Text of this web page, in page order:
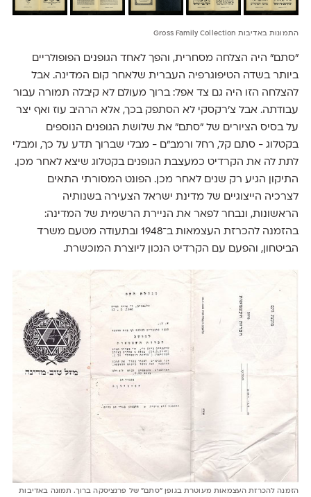
התמונות באדיבות Gross Family Collection
״סתם״ היה הצלחה מסחרית, והפך לאחד הגופנים הפופולריים
ביותר בשדה הטיפוגרפיה העברית שלאחר קום המדינה. אבל
להצלחה הזו היה גם צד אפל: ברוך מעולם לא קיבלה תמורה עבור
עבודתה. אבל צ'רקסקי לא הסתפק בכך, אלא הרהיב עוז ואף יצר
על בסיס הציורים של ״סתם״ את שלושת הגופנים הנוספים
בקטלוג - סתם קל, רחל ורמב"ם - מבלי שברוך תדע על כך, ומבלי
לתת לה את הקרדיט כמעצבת הגופנים בקטלוג שיצא לאחר מכן.
התיקון הגיע רק שנים לאחר מכן. הפונט המסורתי התאים
לצרכיה הייצוגיים של מדינת ישראל הצעירה בשנותיה
הראשונות, ונבחר לפאר את הניירת הרשמית של המדינה:
בהזמנה להכרזת העצמאות ב־1948 ובתעודה מטעם משרד
הביטחון, והפעם עם הקרדיט הנכון ליוצרת המוכשרת.
הזמנה להכרזת העצמאות מעוטרת בגופן ״סתם״ של פרנציסקה ברוך. תמונה באדיבות